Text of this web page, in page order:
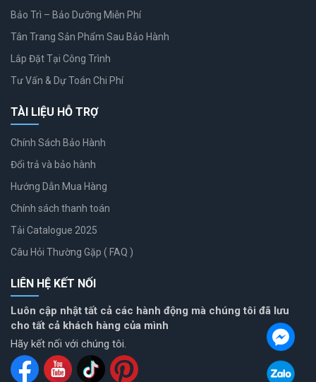
Bảo Trì – Bảo Dưỡng Miễn Phí
Tân Trang Sản Phẩm Sau Bảo Hành
Lắp Đặt Tại Công Trình
Tư Vấn & Dự Toán Chi Phí
TÀI LIỆU HỖ TRỢ
Chính Sách Bảo Hành
Đổi trả và bảo hành
Hướng Dẫn Mua Hàng
Chính sách thanh toán
Tải Catalogue 2025
Câu Hỏi Thường Gặp ( FAQ )
LIÊN HỆ KẾT NỐI
Luôn cập nhật tất cả các hành động mà chúng tôi đã lưu
cho tất cả khách hàng của mình
Hãy kết nối với chúng tôi.